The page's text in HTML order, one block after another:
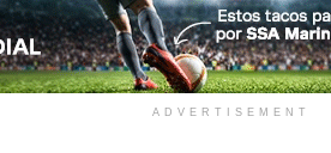
ADVERTISEMENT